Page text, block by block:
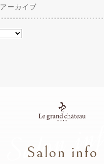
アーカイブ
Salon info
Salon info